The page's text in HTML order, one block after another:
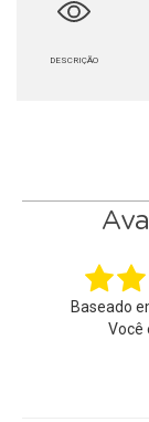
DESCRIÇÃO
Baseado
Você